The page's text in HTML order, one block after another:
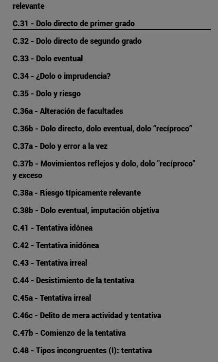
relevante
C.31 - Dolo directo de primer grado
C.32 - Dolo directo de segundo grado
C.33 - Dolo eventual
C.34 - ¿Dolo o imprudencia?
C.35 - Dolo y riesgo
C.36a - Alteración de facultades
C.36b - Dolo directo, dolo eventual, dolo “recíproco”
C.37a - Dolo y error a la vez
C.37b - Movimientos reflejos y dolo, dolo "recíproco"
y exceso
C.38a - Riesgo típicamente relevante
C.38b - Dolo eventual, imputación objetiva
C.41 - Tentativa idónea
C.42 - Tentativa inidónea
C.43 - Tentativa irreal
C.44 - Desistimiento de la tentativa
C.45a - Tentativa irreal
C.46c - Delito de mera actividad y tentativa
C.47b - Comienzo de la tentativa
C.48 - Tipos incongruentes (I): tentativa